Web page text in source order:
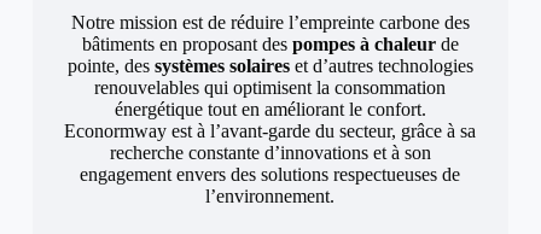
Notre mission est de réduire l’empreinte carbone des
bâtiments en proposant des pompes à chaleurde
pointe, des systèmes solaireset d’autres technologies
renouvelables qui optimisent la consommation
énergétique tout en améliorant le confort.
Econormway est à l’avant-garde du secteur, grâce à sa
recherche constante d’innovations et à son
engagement envers des solutions respectueuses de
l’environnement.